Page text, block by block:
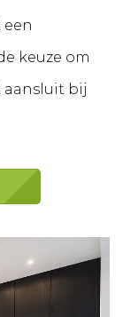
keuze om
aansluit bij